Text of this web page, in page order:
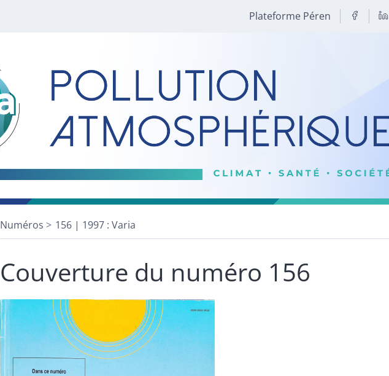
Plateforme Péren
Numéros 156 | 1997 : Varia
Couverture du numéro 156